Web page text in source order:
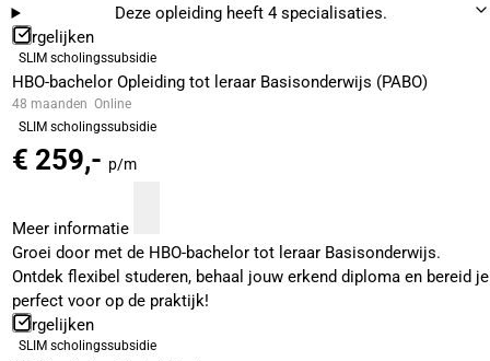
Deze opleiding heeft 4 specialisaties.
Vergelijken
SLIM scholingssubsidie
HBO-bachelor Opleiding tot leraar Basisonderwijs (PABO)
48 maanden Online
SLIM scholingssubsidie
€ 259,- p/m
Meer informatie
Groei door met de HBO-bachelor tot leraar Basisonderwijs.
Ontdek flexibel studeren, behaal jouw erkend diploma en bereid je
perfect voor op de praktijk!
Vergelijken
SLIM scholingssubsidie